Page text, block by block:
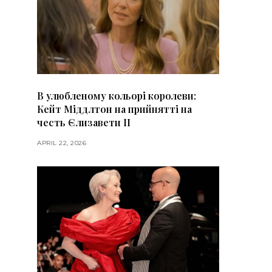
В улюбленому кольорі королеви:
Кейт Міддлтон на прийнятті на
честь Єлизавети II
APRIL 22, 2026